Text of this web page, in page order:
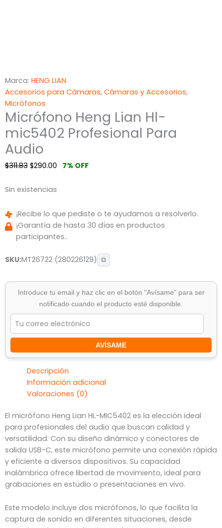
Marca: HENG LIAN
Accesorios para Cámaras, Cámaras y Accesorios,
Micrófonos
Micrófono Heng Lian Hl-
mic5402 Profesional Para
Audio
$311.83 $290.00 7% OFF
Sin existencias
¡Recibe lo que pediste o te ayudamos a resolverlo.
¡Garantía de hasta 30 días en productos
participantes..
SKU:MT26722 (280226129) ⧉
Introduce tu email y haz clic en el botón "Avísame" para ser
notificado cuando el producto esté disponible.
AVÍSAME
Descripción
Información adicional
Valoraciones (0)
El micrófono Heng Lian HL-MIC5402 es la elección ideal
para profesionales del audio que buscan calidad y
versatilidad. Con su diseño dinámico y conectores de
salida USB-C, este micrófono permite una conexión rápida
y eficiente a diversos dispositivos. Su capacidad
inalámbrica ofrece libertad de movimiento, ideal para
grabaciones en estudio o presentaciones en vivo.
Este modelo incluye dos micrófonos, lo que facilita la
captura de sonido en diferentes situaciones, desde